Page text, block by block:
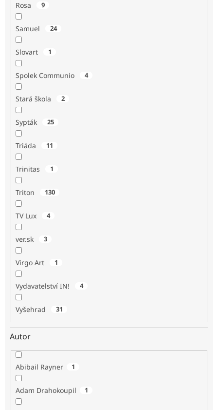
Rosa 9
Samuel 24
Slovart 1
Spolek Communio 4
Stará škola 2
Sypták 25
Triáda 11
Trinitas 1
Triton 130
TV Lux 4
ver.sk 3
Virgo Art 1
Vydavatelství IN! 4
Vyšehrad 31
Autor
Abibail Rayner 1
Adam Drahokoupil 1